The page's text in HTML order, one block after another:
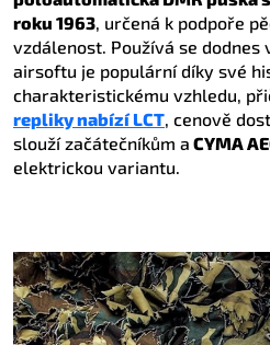
roku 1963, určená k podpoře
vzdálenost. Používá se dodnes
airsoftu je populární díky své
charakteristickému vzhledu,
repliky nabízí LCT, cenově
slouží začátečníkům a CYMA
elektrickou variantu.